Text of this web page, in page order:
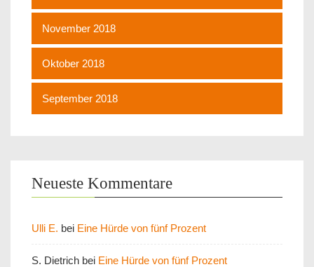
November 2018
Oktober 2018
September 2018
Neueste Kommentare
Ulli E. bei Eine Hürde von fünf Prozent
S. Dietrich bei Eine Hürde von fünf Prozent